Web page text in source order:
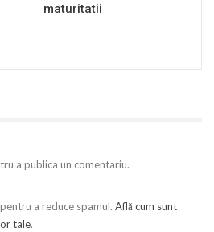
maturitatii
a publica un comentariu.
a reduce spamul. Află cum sunt
tale.